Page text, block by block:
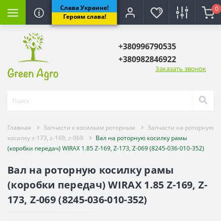
роторным
косилку
z-173, z-169, z-069
на опрыскиватель
Форсунки и
Распылители на
Польша, Италия
бака и рамы
колени,гайки,фитинги.
вала
Слава Украине!
Героям слава!
0
+380996790535
+380982846922
Заказать звонок
Главная Запчасти к косилкам роторным
Запчасти на роторную
косилку z-173, z-169, z-069
Вал на роторную косилку рамы
(коробки передач) WIRAX 1.85 Z-169, Z-173, Z-069 (8245-036-010-352)
Вал на роторную косилку рамы
(коробки передач) WIRAX 1.85 Z-169, Z-
173, Z-069 (8245-036-010-352)